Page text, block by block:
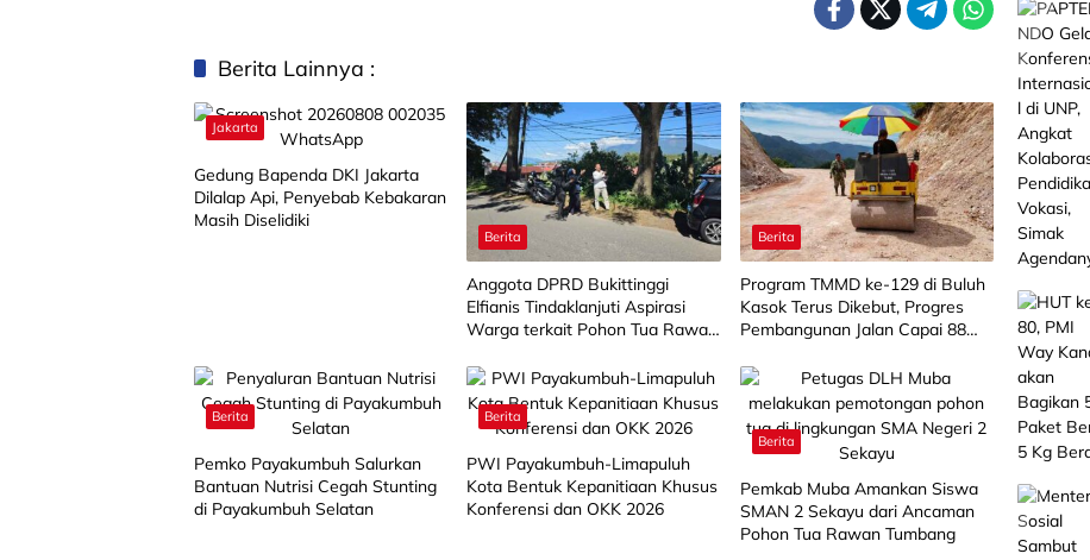
Berita Lainnya :
Jakarta
Gedung Bapenda DKI Jakarta
Dilalap Api, Penyebab Kebakaran
Masih Diselidiki
Berita
Anggota DPRD Bukittinggi
Elfianis Tindaklanjuti Aspirasi
Warga terkait Pohon Tua Rawan
Berita
Program TMMD ke-129 di Buluh
Kasok Terus Dikebut, Progres
Pembangunan Jalan Capai 88
Berita
Pemko Payakumbuh Salurkan
Bantuan Nutrisi Cegah Stunting
di Payakumbuh Selatan
Berita
PWI Payakumbuh-Limapuluh
Kota Bentuk Kepanitiaan Khusus
Konferensi dan OKK 2026
Berita
Pemkab Muba Amankan Siswa
SMAN 2 Sekayu dari Ancaman
Pohon Tua Rawan Tumbang